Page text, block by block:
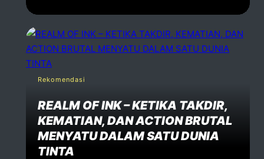
Rekomendasi
REALM OF INK – KETIKA TAKDIR,
KEMATIAN, DAN ACTION BRUTAL
MENYATU DALAM SATU DUNIA
TINTA